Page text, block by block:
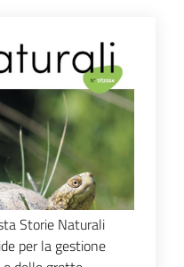
Storie Naturali
per la gestione